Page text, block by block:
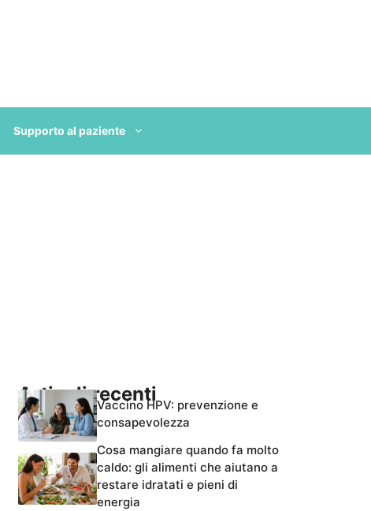
Supporto al paziente
Articoli recentiVaccino HPV: prevenzione e
consapevolezza
Cosa mangiare quando fa molto
caldo: gli alimenti che aiutano a
restare idratati e pieni di
energia